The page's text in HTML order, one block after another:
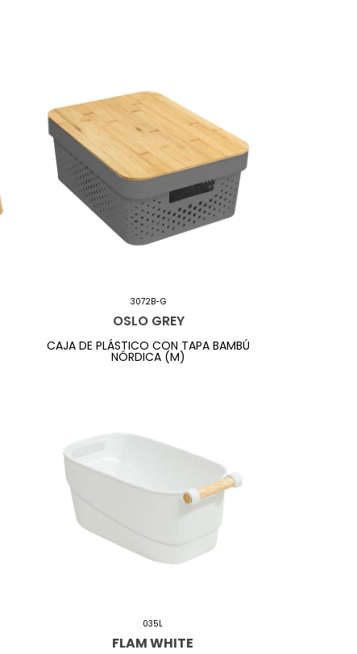
3072B-G
OSLO GREY
CAJA DE PLÁSTICO CON TAPA BAMBÚ
NÓRDICA (M)
035L
FLAM WHITE